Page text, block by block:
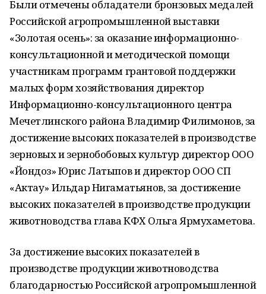
Были отмечены обладатели бронзовых медалей
Российской агропромышленной выставки
«Золотая осень»: за оказание информационно-
консультационной и методической помощи
участникам программ грантовой поддержки
малых форм хозяйствования директор
Информационно-консультационного центра
Мечетлинского района Владимир Филимонов, за
достижение высоких показателей в производстве
зерновых и зернобобовых культур директор ООО
«Йондоз» Юрис Латыпов и директор ООО СП
«Актау» Ильдар Нигаматьянов, за достижение
высоких показателей в производстве продукции
животноводства глава КФХ Ольга Ярмухаметова.
За достижение высоких показателей в
производстве продукции животноводства
благодарностью Российской агропромышленной